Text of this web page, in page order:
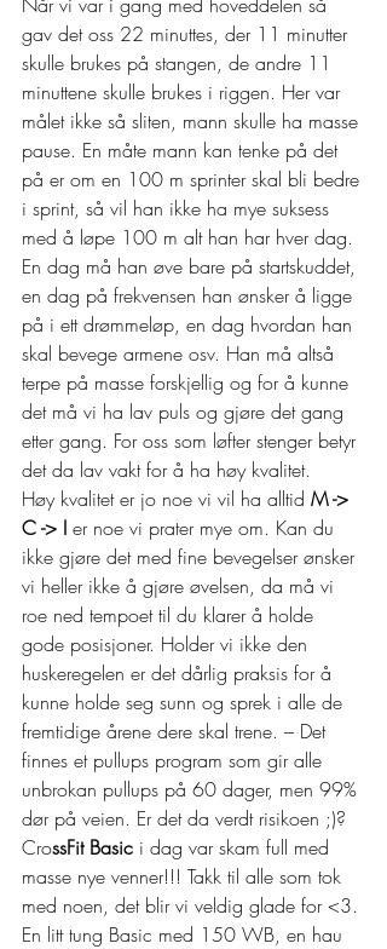
gav det oss 22 minuttes, der 11 minutter
skulle brukes på stangen, de andre 11
minuttene skulle brukes i riggen. Her var
målet ikke så sliten, mann skulle ha masse
pause. En måte mann kan tenke på det
på er om en 100 m sprinter skal bli bedre
i sprint, så vil han ikke ha mye suksess
med å løpe 100 m alt han har hver dag.
En dag må han øve bare på startskuddet,
en dag på frekvensen han ønsker å ligge
på i ett drømmeløp, en dag hvordan han
skal bevege armene osv. Han må altså
terpe på masse forskjellig og for å kunne
det må vi ha lav puls og gjøre det gang
etter gang. For oss som løfter stenger betyr
det da lav vakt for å ha høy kvalitet.
Høy kvalitet er jo noe vi vil ha alltid M ->
C -> I er noe vi prater mye om. Kan du
ikke gjøre det med fine bevegelser ønsker
vi heller ikke å gjøre øvelsen, da må vi
roe ned tempoet til du klarer å holde
gode posisjoner. Holder vi ikke den
huskeregelen er det dårlig praksis for å
kunne holde seg sunn og sprek i alle de
fremtidige årene dere skal trene. – Det
finnes et pullups program som gir alle
unbrokan pullups på 60 dager, men 99%
dør på veien. Er det da verdt risikoen ;)?
CrossFit Basic i dag var skam full med
masse nye venner!!! Takk til alle som tok
med noen, det blir vi veldig glade for <3.
En litt tung Basic med 150 WB, en hau